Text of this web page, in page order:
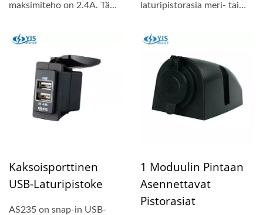
maksimiteho on 2.4A. Tämä
iPad-mallien...
laturipistorasia meri- tai
Kaksoisporttinen
USB-Laturipistoke
AS235 on snap-in USB-
1 Moduulin Pintaan
Asennettavat
Pistorasiat